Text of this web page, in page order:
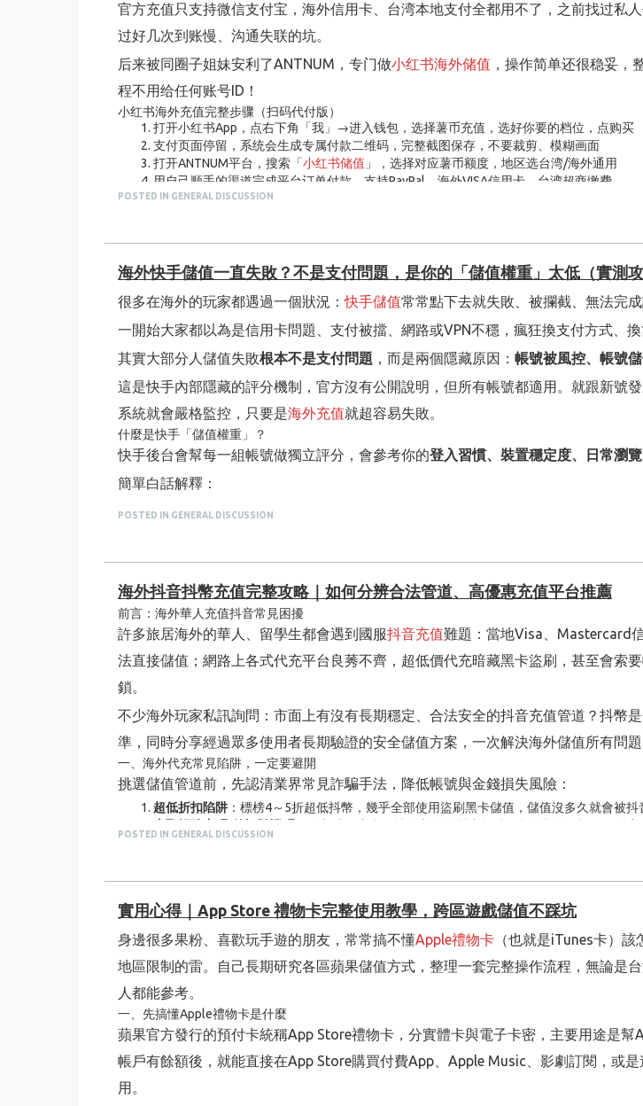
值，不用再麻烦国内亲友，自主性很高。
五、到账速度稳定，遇到问题有客服随时对接
我平时下单的 ID 直充类商品，付款完成后基本 1-3 分钟内就能到账，很少出现长时
偶尔碰到网络波动、账号输入错误导致订单核对延迟，也不用干等着焦虑，平台配
订单异常、操作疑问都能随时咨询处理，售后响应这块做得很到位。
六、价格全部明码标价，不存在隐形扣费套路
踩过坑的朋友应该都懂，很多充值平台首页标价看着极低，等到结算页面，突然叠
接高出一大截，体验感极差。
如果你是海外留学生、长期旅居的华人，或是经常开播的海外主播，平时有稳定的
号安全有保障的充值渠道，CARDMVP 会是很合适的备选。
全程自主支付、品类齐全、售后稳定，不用到处比价踩坑，有充值需求的朋友可以
两种扫码方式任选：
手机操作：直接长按页面二维码，选择「识别图中二维码」跳转支付
核对付款金额与订单金额一致，输入支付密码完成转账，保留支付成功截图备用
Step4 上传付款凭证，等待系统自动代储
付款成功后回到ANTNUM订单页面，上传支付截图，提交核验
系统自动匹配订单，人工通道开始代储，常规3-8分钟点券到账；活动高峰期最长不超过15
无需提供游戏账号、密码，全程仅扫码付款，账号信息零泄露
Step5 登录游戏查收VP点券
打开无畏契约客户端，进入商城查看VP余额
到账后平台站内信推送充值完成通知，订单记录永久保存可查询
三、扫码付款常见问题解决
解决方案：复制订单号+付款截图，联系7×24在线客服人工加急处理，10分钟内处理完毕
二维码超时失效
解决方案：返回订单页点击「重新生成付款码」，新二维码5分钟内有效
ID填错充值错位
解决方案：下单前反复核对昵称+#数字，ID错误属于用户填写失误，无法退款，请谨慎填
四、安全保障说明
扫码付款独立资金通道，不索要游戏账密、验证码，杜绝账号被盗风险
正规白卡代储渠道，长期运营低封号概率，海外多地区玩家稳定使用
全流程订单留痕，支付记录、充值记录永久存档，售后可随时核对
对比同类型站点，ANTNUM叠加福利更多，大额充值综合成本更低
额外补充：平台多款热门手游均可海外充值
顺便跟大家说一下，蚂蚁数字 ANTNUM 不只有和平精英充值，身边玩各类手游的
支持 ID 直充，不用分开找多家代充店铺，省时省力：
王者荣耀充值：赛季战令、新英雄限定皮肤、典藏抽奖均可充值点券，不用麻烦大陆
原神充值：创世结晶、月卡、版本礼包一站式搞定，规避苹果 30% 高额手续费；
崩坏：星穹铁道充值
：星琼、通行证、限定角色卡池充值，每个新版本抽卡都在这
全部游戏统一直充模式，不用交付账号密码，适配台湾各类支付渠道，一个平台搞
推荐收藏。
官方充值只支持微信支付宝，海外信用卡、台湾本地支付全都用不了，之前找过私
过好几次到账慢、沟通失联的坑。
后来被同圈子姐妹安利了ANTNUM，专门做小红书海外储值 ，操作简单还很稳妥，
程不用给任何账号ID！
小红书海外充值完整步骤（扫码代付版）
打开小红书App，点右下角「我」→进入钱包，选择薯币充值，选好你要的档位，点购买
支付页面停留，系统会生成专属付款二维码，完整截图保存，不要裁剪、模糊画面
打开ANTNUM平台，搜索「小红书储值 」，选择对应薯币额度，地区选台湾/海外通用
用自己顺手的渠道完成平台订单付款，支持PayPal、海外VISA信用卡、台湾超商缴费
订单支付成功后，把刚才小红书内截好的付款二维码发给在线客服
只做扫码代付，拒绝ID直充，最大程度降低账号风控风险，不用把账号信息交给别人，安
专门适配小红书海外储值，不管是台湾本地，还是欧美、东南亚旅居的华人，都能正常下
支付通道很全，不用特意办理大陆银行卡，台湾7-11、全家超商都能缴费，海外信用卡、
到账速度稳定，大部分订单十分钟内就能到账，遇到网络卡顿卡单，客服响应很快，不会
海外充值小提醒
二维码有有效期，截图后尽快发给客服，超时要重新进小红书生成新码
全程不要向任何人提供小红书账号、验证码，ANTNUM只收付款二维码
海外网络建议搭配稳定加速器，避免二维码加载失败导致代付延误
终于不用再为小红书储值折腾各种点卡、找人托关系代充，
用～
POSTED IN GENERAL DISCUSSION
海外快手儲值一直失敗？不是支付問題，是你的「儲值權重」太低（實測攻
很多在海外的玩家都遇過一個狀況：快手儲值常常點下去就失敗、被攔截、無法完成
一開始大家都以為是信用卡問題、支付被擋、網路或VPN不穩，瘋狂換支付方式、
其實大部分人儲值失敗根本不是支付問題 ，而是兩個隱藏原因： 帳號被風控、帳號
這是快手內部隱藏的評分機制，官方沒有公開說明，但所有帳號都適用。就跟新號
系統就會嚴格監控，只要是海外充值就超容易失敗。
什麼是快手「儲值權重」？
快手後台會幫每一組帳號做獨立評分，會參考你的登入習慣、裝置穩定度、日常瀏
簡單白話解釋：
權重＝系統對你帳號的信任分數
權重低＝系統判定帳號不穩、有風險，只要你海外儲值，直接觸發攔截、訂單失敗
導致權重變低的4個常見原因（海外玩家超容易踩雷）
1. IP 位置不固定、頻繁切換節點
大陸App對於IP異常非常敏感。如果你常常換VPN、切不同國家節點、跳來跳去，系
2. 頻繁更換手機、登入設備
常常換手機、換設備登快手，每次新裝置登入都會觸發安全驗證。對系統來說，這
建議新設備至少穩定使用一陣子，養號完再儲值。
3. 新帳號、或是曾經有異常紀錄的帳號
全新空白小帳、沒互動、沒瀏覽紀錄的新號，系統預設都會嚴格監控。
另外曾經有儲值失敗、異常登入、被短暫限制的問題帳，後續權重也會變低，直接儲
4. 短時間內頻繁重複儲值
固定單一IP節點
長期固定使用同一個穩定節點登入，不要隨意切換國家、地區線路，維持登入
固定單一登入設備
全程只用同一支手機登入快手，不要多設備輪流登、不要頻繁換機，減少系統
先養號、再儲值
不要註冊新號就立刻充值！先正常刷影片、按讚、留言、看直播，模擬一般
POSTED IN GENERAL DISCUSSION
海外抖音抖幣充值完整攻略｜如何分辨合法管道、高優惠充值平台推薦
前言：海外華人充值抖音常見困擾
許多旅居海外的華人、留學生都會遇到國服抖音充值難題：當地Visa、Mastercard
法直接儲值；網路上各式代充平台良莠不齊，超低價代充暗藏黑卡盜刷，甚至會索
鎖。
不少海外玩家私訊詢問：市面上有沒有長期穩定、合法安全的抖音充值管道？抖幣
準，同時分享經過眾多使用者長期驗證的安全儲值方案，一次解決海外儲值所有問題
一、海外代充常見陷阱，一定要避開
挑選儲值管道前，先認清業界常見詐騙手法，降低帳號與金錢損失風險：
超低折扣陷阱 ：標榜4～5折超低抖幣，幾乎全部使用盜刷黑卡儲值，儲值沒多久就會被
對接官方合法支付通道：使用抖音官方認可的正常支付流程，杜絕黑卡、盜刷金流，從源
僅支援ID直儲，不需任何帳號資訊
：只需填寫個人抖音ID即可下單，完全不用提供密碼
長期穩定營運、固定網域名稱：平台營運多年，網域長期不更換，累積大量回購使用者真
全天候客服售後支援
三、符合合法標準的海外抖音儲值
對照上述所有篩選條件，長期服務全球海外華人的ANTNUM是社群內口碑穩定的跨
下詳細介紹平台核心優勢：
平台全程採用抖音官方支援的正規支付管道，絕不使用黑卡、盜刷金流代儲，最大
POSTED IN GENERAL DISCUSSION
實用心得｜App Store 禮物卡完整使用教學，跨區遊戲儲值不踩坑
身邊很多果粉、喜歡玩手遊的朋友，常常搞不懂Apple禮物卡 （也就是iTunes卡）
地區限制的雷。自己長期研究各區蘋果儲值方式，整理一套完整操作流程，無論是
人都能參考。
一、先搞懂Apple禮物卡是什麼
蘋果官方發行的預付卡統稱App Store禮物卡，分實體卡與電子卡密，主要用途是幫
帳戶有餘額後，就能直接在App Store購買付費App、Apple Music、影劇訂閱，或
用。